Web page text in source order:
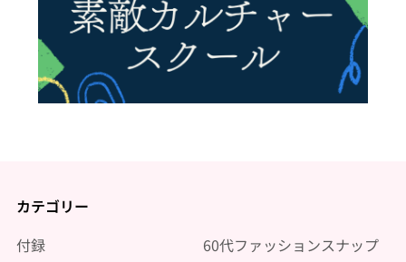
カテゴリー
付録
60代ファッションスナップ